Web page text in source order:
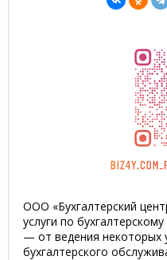
ООО «Бухгалтерский
услуги по
— от ведения некоторых
бухгалтерского